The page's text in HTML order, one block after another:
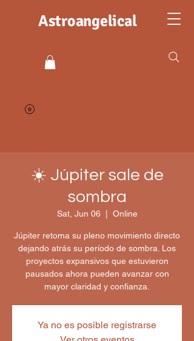
Astroangelical
☀️ Júpiter sale de
sombra
Sat, Jun 06
  |
Online
Júpiter retoma su pleno movimiento directo
dejando atrás su período de sombra. Los
proyectos expansivos que estuvieron
pausados ahora pueden avanzar con
mayor claridad y confianza.
Ya no es posible registrarse